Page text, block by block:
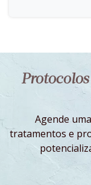
Agende
tratamentos e